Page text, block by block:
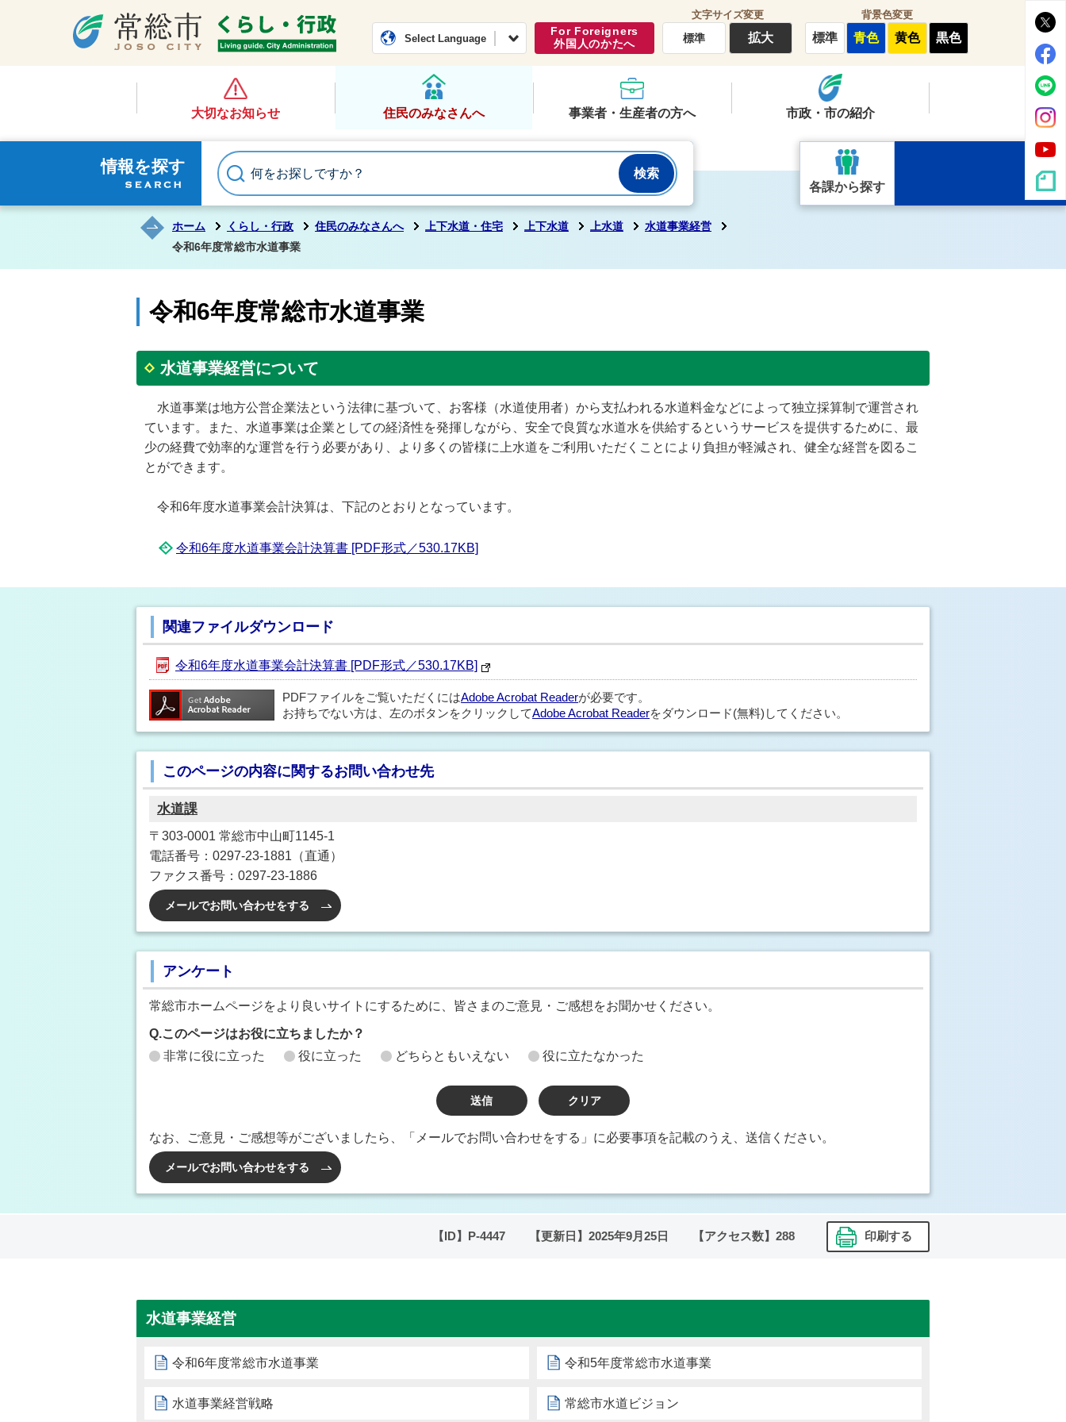
常総市公式ホームページくらし・行政
Select Language
For Foreigners
外国人のかたへ
文字サイズ変更
標準 拡大
背景色変更
標準 青色 黄色 黒色
大切なお知らせ 住民のみなさんへ 事業者・生産者の方へ 市政・市の紹介
情報を探す
各課から探す
ホーム くらし・行政 住民のみなさんへ 上下水道・住宅 上下水道 上水道
水道事業経営
令和6年度常総市水道事業
令和6年度常総市水道事業
水道事業経営について
水道事業は地方公営企業法という法律に基づいて、お客様（水道使用者）から支払われる水道料金などによって独立採算制で運営され
ています。また、水道事業は企業としての経済性を発揮しながら、安全で良質な水道水を供給するというサービスを提供するために、最
少の経費で効率的な運営を行う必要があり、より多くの皆様に上水道をご利用いただくことにより負担が軽減され、健全な経営を図るこ
とができます。
令和6年度水道事業会計決算は、下記のとおりとなっています。
令和6年度水道事業会計決算書 [PDF形式／530.17KB]
関連ファイルダウンロード
令和6年度水道事業会計決算書 [PDF形式／530.17KB]
PDFファイルをご覧いただくにはAdobe Acrobat Readerが必要です。
お持ちでない方は、左のボタンをクリックしてAdobe Acrobat Readerをダウンロード(無料)してください。
このページの内容に関するお問い合わせ先
水道課
〒303-0001 常総市中山町1145-1
電話番号：0297-23-1881（直通）
ファクス番号：0297-23-1886
メールでお問い合わせをする
アンケート
常総市ホームページをより良いサイトにするために、皆さまのご意見・ご感想をお聞かせください。
Q.このページはお役に立ちましたか？
非常に役に立った
役に立った どちらともいえない 役に立たなかった
なお、ご意見・ご感想等がございましたら、「メールでお問い合わせをする」に必要事項を記載のうえ、送信ください。
メールでお問い合わせをする
【ID】 P-4447 【更新日】 2025年9月25日 【アクセス数】 288 印刷する
水道事業経営
令和6年度常総市水道事業 令和5年度常総市水道事業
水道事業経営戦略 常総市水道ビジョン